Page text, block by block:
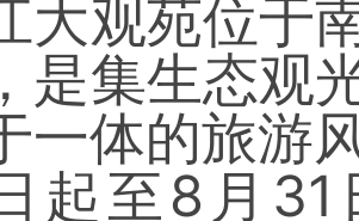
大观苑位于
是集生态观
一体的旅游
起至8月